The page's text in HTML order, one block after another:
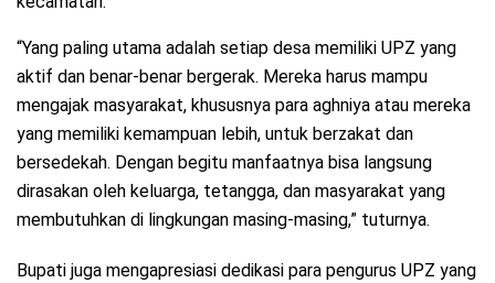
“Yang paling utama adalah setiap desa memiliki UPZ yang
aktif dan benar-benar bergerak. Mereka harus mampu
mengajak masyarakat, khususnya para aghniya atau mereka
yang memiliki kemampuan lebih, untuk berzakat dan
bersedekah. Dengan begitu manfaatnya bisa langsung
dirasakan oleh keluarga, tetangga, dan masyarakat yang
membutuhkan di lingkungan masing-masing,” tuturnya.
Bupati juga mengapresiasi dedikasi para pengurus UPZ yang